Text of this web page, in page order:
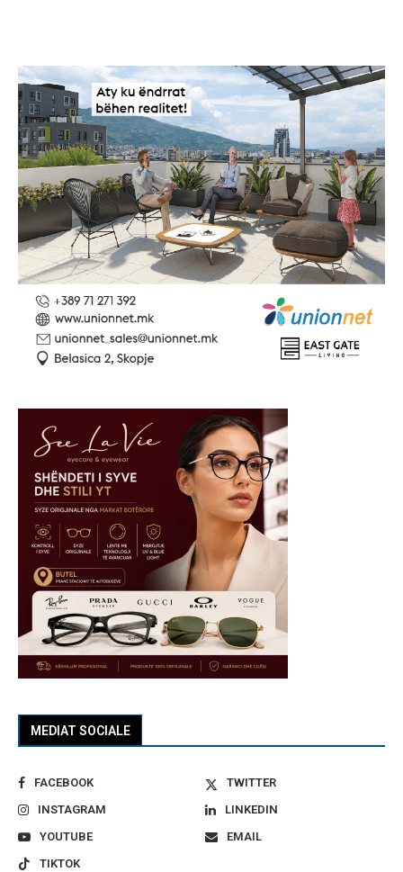
MEDIAT SOCIALE
FACEBOOK
TWITTER
INSTAGRAM
LINKEDIN
YOUTUBE
EMAIL
TIKTOK